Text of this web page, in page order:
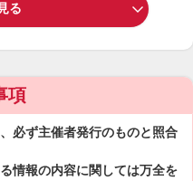
る
項
必ず主催者発行のものと照合
情報の内容に関しては万全を